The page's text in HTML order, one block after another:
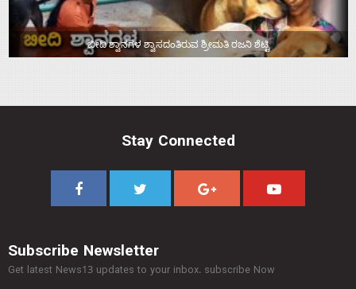
ಬೀದಿ ಶ್ವಾನಗಳ ಶ್ವಾಸದಂತಿರುವ ಶ್ರೀಮತಿ ರಜನಿ ಶೆಟ್ಟಿ
Stay Connected
Subscribe Newsletter
Get latest News13 updates to your inbox. subscribe Now